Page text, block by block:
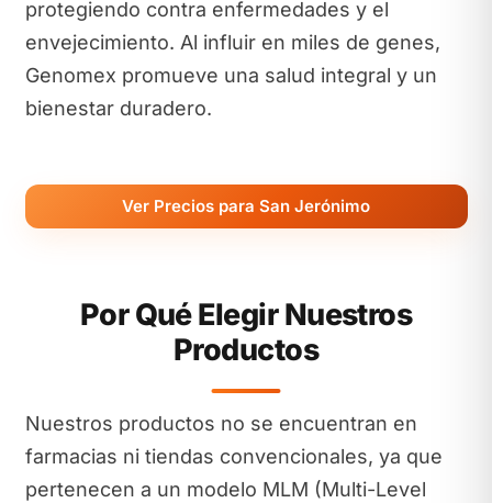
protegiendo contra enfermedades y el
envejecimiento. Al influir en miles de genes,
Genomex promueve una salud integral y un
bienestar duradero.
Ver Precios para San Jerónimo
Por Qué Elegir Nuestros
Productos
Nuestros productos no se encuentran en
farmacias ni tiendas convencionales, ya que
pertenecen a un modelo MLM (Multi-Level